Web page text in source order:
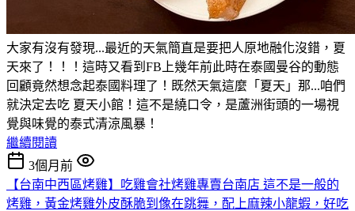
大家有沒有發現...最近的天氣簡直是要把人原地融化沒錯，夏
天來了！！！這時又看到FB上幾年前此時在泰國曼谷的動態
回顧竟然想念起泰國料理了！既然天氣這麼「夏天」那...咱們
就決定去吃 夏天小館！這不是繞口令，是蘆洲街頭的一場視
覺與味覺的泰式清涼風暴！
繼續閱讀
3個月前
【台南中西區烤雞】吃雞會社烤雞專賣台南店 這不是一般的
烤雞，黃金烤雞外皮酥脆到像在跳舞，配上麻辣小龍蝦，好吃